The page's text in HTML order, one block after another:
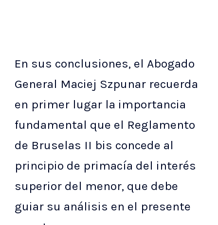
En sus conclusiones, el Abogado
General Maciej Szpunar recuerda
en primer lugar la importancia
fundamental que el Reglamento
de Bruselas II bis concede al
principio de primacía del interés
superior del menor, que debe
guiar su análisis en el presente